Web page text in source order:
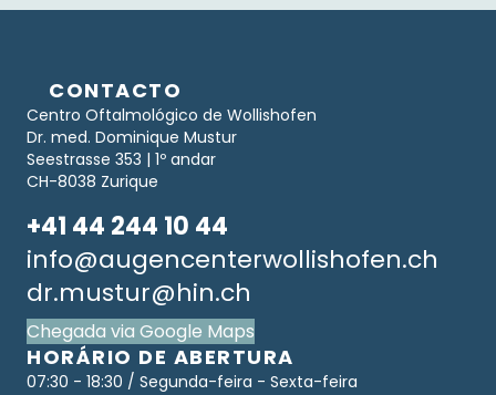
CONTACTO
Centro Oftalmológico de Wollishofen
Dr. med. Dominique Mustur
Seestrasse 353 | 1º andar
CH-8038 Zurique
+41 44 244 10 44
info@augencenterwollishofen.ch
dr.mustur@hin.ch
Chegada via Google Maps
HORÁRIO DE ABERTURA
07:30 - 18:30 / Segunda-feira - Sexta-feira